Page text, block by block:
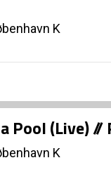
K
Pool (Live) //
K